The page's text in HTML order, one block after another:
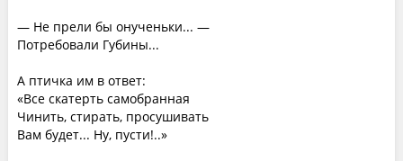
— Не прели бы онученьки... —
Потребовали Губины...
А птичка им в ответ:
«Все скатерть самобранная
Чинить, стирать, просушивать
Вам будет... Ну, пусти!..»